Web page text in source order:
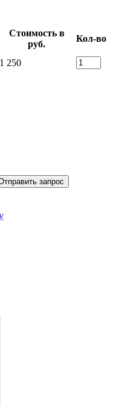
Стоимость в
руб.
Кол-во
1 250
запрос